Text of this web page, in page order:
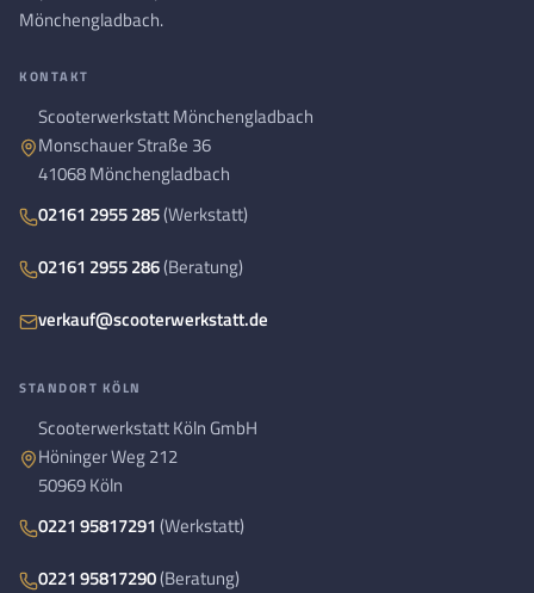
Mönchengladbach.
KONTAKT
Scooterwerkstatt Mönchengladbach
Monschauer Straße 36
41068 Mönchengladbach
02161 2955 285(Werkstatt)
02161 2955 286(Beratung)
verkauf@scooterwerkstatt.de
STANDORT KÖLN
Scooterwerkstatt Köln GmbH
Höninger Weg 212
50969 Köln
0221 95817291 (Werkstatt)
0221 95817290(Beratung)